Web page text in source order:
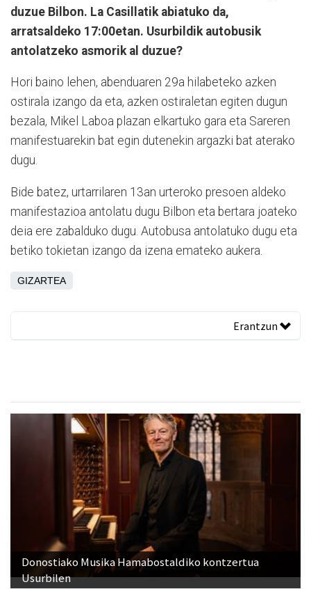
duzue Bilbon. La Casillatik abiatuko da,
arratsaldeko 17:00etan. Usurbildik autobusik
antolatzeko asmorik al duzue?
Hori baino lehen, abenduaren 29a hilabeteko azken
ostirala izango da eta, azken ostiraletan egiten dugun
bezala, Mikel Laboa plazan elkartuko gara eta Sareren
manifestuarekin bat egin dutenekin argazki bat aterako
dugu.
Bide batez, urtarrilaren 13an urteroko presoen aldeko
manifestazioa antolatu dugu Bilbon eta bertara joateko
deia ere zabalduko dugu. Autobusa antolatuko dugu eta
betiko tokietan izango da izena emateko aukera.
GIZARTEA
Erantzun
Donostiako Musika Hamabostaldiko kontzertua
Usurbilen